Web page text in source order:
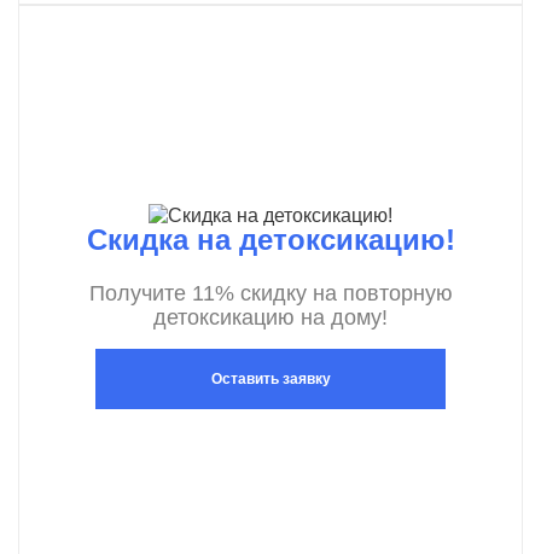
Скидка на детоксикацию!
Получите 11% скидку на повторную
детоксикацию на дому!
Оставить заявку